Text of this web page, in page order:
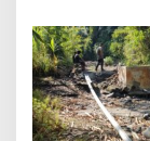
Pohon Juwet